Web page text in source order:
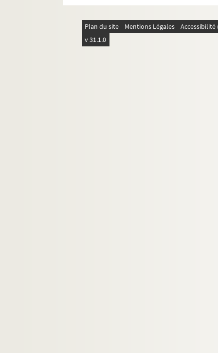
Plan du site Mentions Légales
v 31.1.0